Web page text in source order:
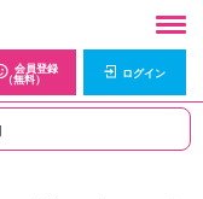
会員登録
（無料）
ログイン